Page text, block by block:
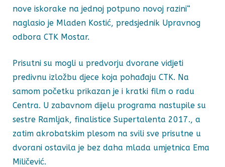
nove iskorake na jednoj potpuno novoj razini“
naglasio je Mladen Kostić, predsjednik Upravnog
odbora CTK Mostar.
Prisutni su mogli u predvorju dvorane vidjeti
predivnu izložbu djece koja pohađaju CTK. Na
samom početku prikazan je i kratki film o radu
Centra. U zabavnom dijelu programa nastupile su
sestre Ramljak, finalistice Supertalenta 2017., a
zatim akrobatskim plesom na svili sve prisutne u
dvorani ostavila je bez daha mlada umjetnica Ema
Miličević.